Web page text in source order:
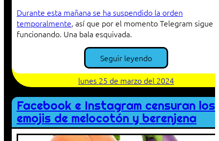
Durante esta mañana se ha suspendido la orden
temporalmente, así que por el momento Telegram sigue
funcionando. Una bala esquivada.
Seguir leyendo
lunes 25 de marzo del 2024
Facebook e Instagram censuran los
emojis de melocotón y berenjena